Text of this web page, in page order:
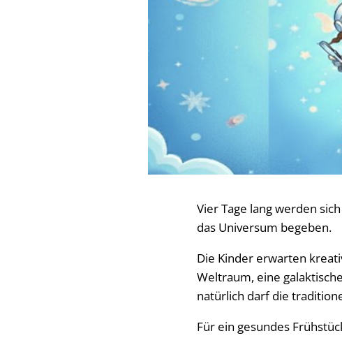
Vier Tage lang werden
das Universum begeben.
Die Kinder erwarten
Weltraum, eine
natürlich darf die
Für ein gesundes